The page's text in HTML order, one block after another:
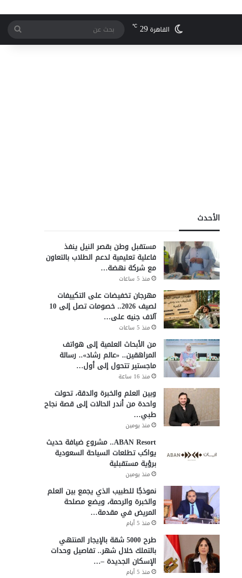
القاهرة29
℃
عن
الأحدث
مستقبل وطن بقصر النيل ينفذ
فاعلية تعليمية لدعم الطلاب بالتعاون
مع شركة نهضة…
منذ 5 ساعات
مهرجان تخفيضات على التكييفات
لصيف 2026.. خصومات تصل إلى 10
آلاف جنيه على…
منذ 5 ساعات
من الأبحاث العلمية إلى هواتف
المراهقين.. «عالم رشاد».. رسالة
ماجستير تتحول إلى أول…
منذ 16 ساعة
وبين العلم والخبرة والدقة، تحولت
واحدة من أندر الحالات إلى قصة نجاح
طبي…
منذ يومين
ABAN Resort.. مشروع ضيافة حديث
يواكب تطلعات السياحة السعودية
برؤية مستقبلية
منذ يومين
نموذجًا للطبيب الذي يجمع بين العلم
والخبرة والرحمة، ويضع مصلحة
المريض في مقدمة…
منذ 5 أيام
طرح 5000 شقة بالإيجار المنتهي
بالتملك خلال شهر.. تفاصيل وحدات
الإسكان الجديدة –…
منذ 5 أيام